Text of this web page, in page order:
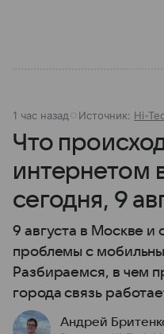
1 час назад Источник: Hi-
Что
интернетом
сегодня, 9
9 августа в Москве и
проблемы с
Разбираемся, в чем
города связь
Андрей